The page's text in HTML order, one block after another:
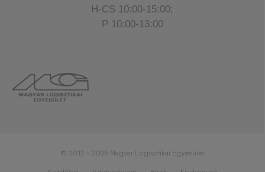
H-CS 10:00-15:00;
P 10:00-13:00
© 2012 - 2025 Magyar Logisztikai Egyesület